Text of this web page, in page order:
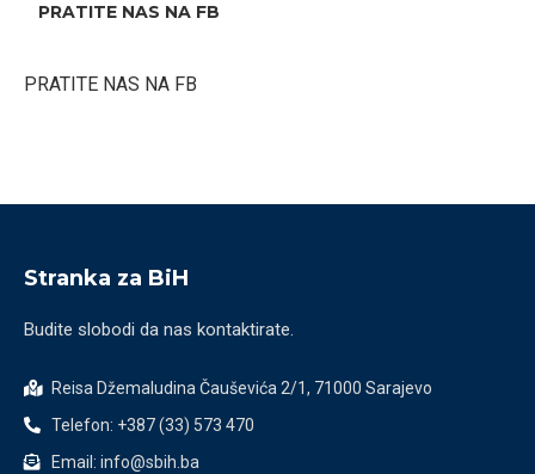
PRATITE NAS NA FB
PRATITE NAS NA FB
Stranka za BiH
Budite slobodi da nas kontaktirate.
Reisa Džemaludina Čauševića 2/1, 71000 Sarajevo
Telefon: +387 (33) 573 470
Email: info@sbih.ba